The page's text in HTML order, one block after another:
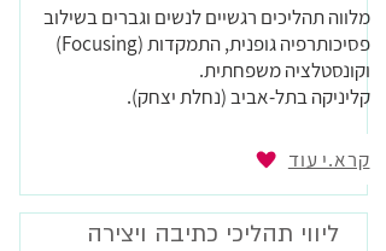
מלווה תהליכים רגשיים לנשים וגברים בשילוב
פסיכותרפיה גופנית, התמקדות (Focusing)
וקונסטלציה משפחתית.
קליניקה בתל-אביב (נחלת יצחק).
קרא.י עוד
ליווי תהליכי כתיבה ויצירה